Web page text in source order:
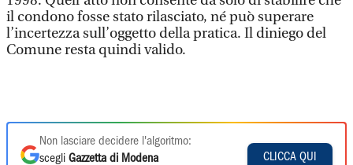
il condono fosse stato rilasciato, né può superare
l’incertezza sull’oggetto della pratica. Il diniego del
Comune resta quindi valido.
Non lasciare decidere l'algoritmo:
scegli Gazzetta di Modena
CLICCA QUI